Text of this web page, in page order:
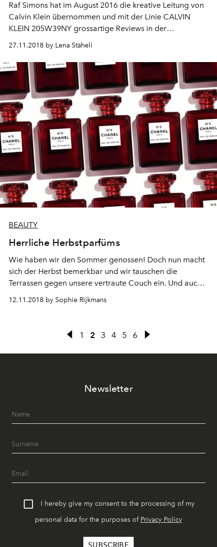
Raf Simons hat im August 2016 die kreative Leitung von
Calvin Klein übernommen und mit der Linie CALVIN
KLEIN 205W39NY grossartige Reviews in der
internationalen Modepresse erhalten. Er hat den
Western-Chic zurückgeholt und Kunstwerke von Andy
Warhol auf Jeans und Schals gedruckt. Zum ersten Mal
kreierte Raf Simons mit seinem Team ein Parfüm. Im
Team fanden sich auch zwei bekannte Gesichter: die
Schauspielerinnen Saoirse Ronan und Lupita Nyong’o.
Sie waren aktiv am Entstehungsprozess des Parfüms
beteiligt und wurden gleichzeitig zu den eigentlichen
Gesichtern der Kampagne. Volle zwei Jahre verbrachten
das Team und der Designer damit, einen einzigartigen
Frauenduft samt kunstvollem Flakon zu kreieren. Das
Ergebnis wird in einer bezaubernd nonchalanten
Kampagne präsentiert und ist ein Produkt für jeden
Frauentyp und jedes Alter.
27.11.2018 by Lena Stäheli
BEAUTY
Herrliche Herbstparfüms
Wie haben wir den Sommer genossen! Doch nun macht
sich der Herbst bemerkbar und wir tauschen die
Terrassen gegen unsere vertraute Couch ein. Und auch
im Badezimmerschrank bahnen sich Veränderungen an.
12.11.2018 by Sophie Rijkmans
1 2 3 4 5 6
Newsletter
I hereby give my consent to the processing of my
personal data for the purposes of Privacy Policy